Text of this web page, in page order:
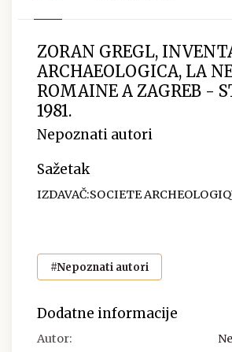
ZORAN GREGL,
ARCHAEOLOGICA, LA
ROMAINE A ZAGREB -
1981.
Nepoznati autori
Sažetak
IZDAVAČ:SOCIETE
#Nepoznati autori
Dodatne informacije
Autor: